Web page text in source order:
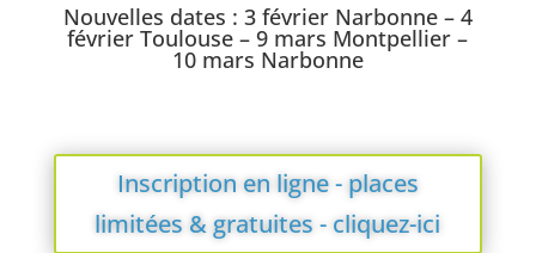
Nouvelles dates : 3 février Narbonne – 4
février Toulouse – 9 mars Montpellier –
10 mars Narbonne
Inscription en ligne - places
limitées & gratuites - cliquez-ici